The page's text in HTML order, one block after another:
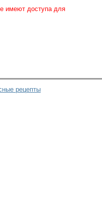
имеют доступа для
рецепты